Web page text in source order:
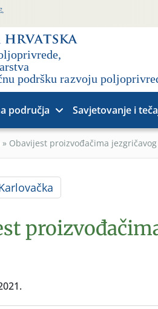
područja Savjetovanje i
» Obavijest proizvođačima jezgričavog